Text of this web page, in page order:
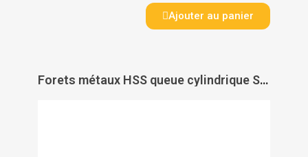
Ajouter au panier
Forets métaux HSS queue cylindrique Steam Tin coffret de 25 - TIVOLY